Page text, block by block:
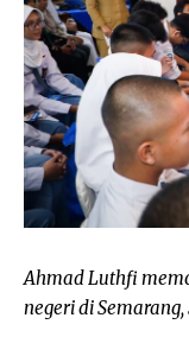
Ahmad Luthfi
negeri di Semarang,